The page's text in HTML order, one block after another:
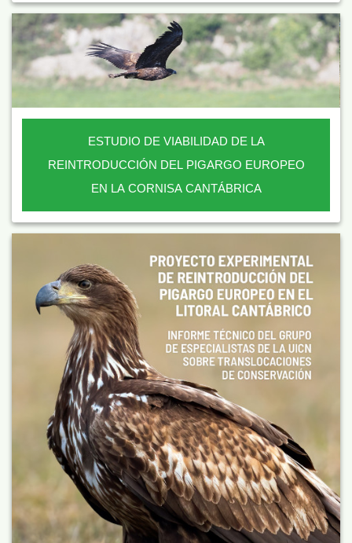
ESTUDIO DE VIABILIDAD DE LA
REINTRODUCCIÓN DEL PIGARGO EUROPEO
EN LA CORNISA CANTÁBRICA